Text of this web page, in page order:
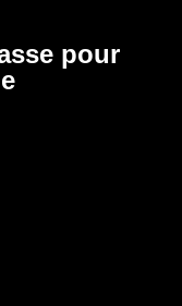
pour